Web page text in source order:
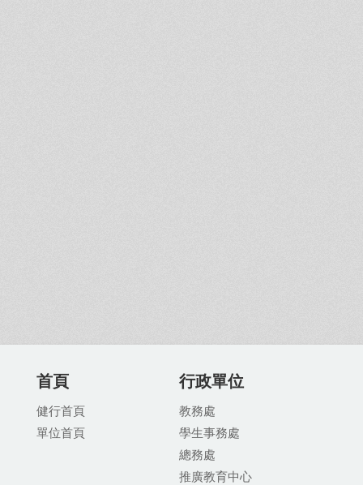
首頁
健行首頁
單位首頁
行政單位
教務處
學生事務處
總務處
推廣教育中心